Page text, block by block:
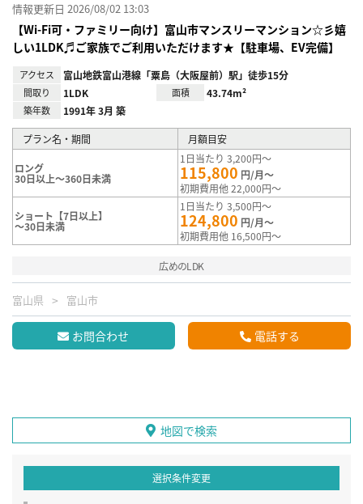
情報更新日 2026/08/02 13:03
【Wi-Fi可・ファミリー向け】富山市マンスリーマンション☆彡嬉
しい1LDK♬ご家族でご利用いただけます★【駐車場、EV完備】
アクセス 富山地鉄富山港線「粟島（大阪屋前）駅」徒歩15分
間取り 1LDK 面積 43.74m²
築年数 1991年 3月 築
プラン名・期間 月額目安
ロング
30日以上～360日未満
1日当たり 3,200円～
115,800 円/月～
初期費用他 22,000円～
ショート【7日以上】
～30日未満
1日当たり 3,500円～
124,800 円/月～
初期費用他 16,500円～
広めのLDK
富山県 富山市
お問合わせ 電話する
地図で検索
選択条件変更